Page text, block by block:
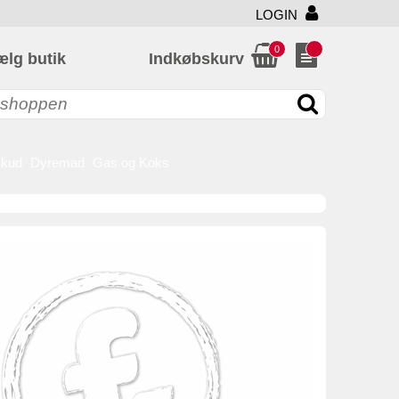
LOGIN
butik Indkøbskurv
0